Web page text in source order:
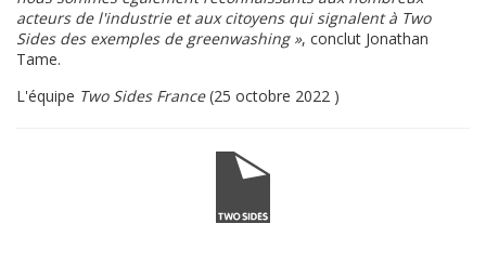
acteurs de l'industrie et aux citoyens qui signalent à Two
Sides des exemples de greenwashing », conclut Jonathan
Tame.
L'équipe Two Sides France(25 octobre 2022 )